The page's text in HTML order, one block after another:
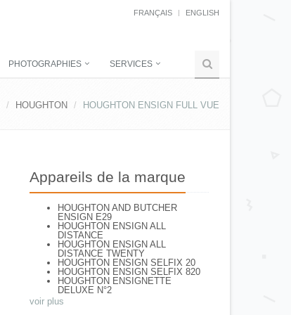
FRANÇAIS ENGLISH
PHOTOGRAPHIES SERVICES
HOUGHTON HOUGHTON ENSIGN FULL VUE
Appareils de la marque
HOUGHTON AND BUTCHER
ENSIGN E29
HOUGHTON ENSIGN ALL
DISTANCE
HOUGHTON ENSIGN ALL
DISTANCE TWENTY
HOUGHTON ENSIGN SELFIX 20
HOUGHTON ENSIGN SELFIX 820
HOUGHTON ENSIGNETTE
DELUXE N°2
HOUGHTON ENSIGNETTE N°1
voir plus